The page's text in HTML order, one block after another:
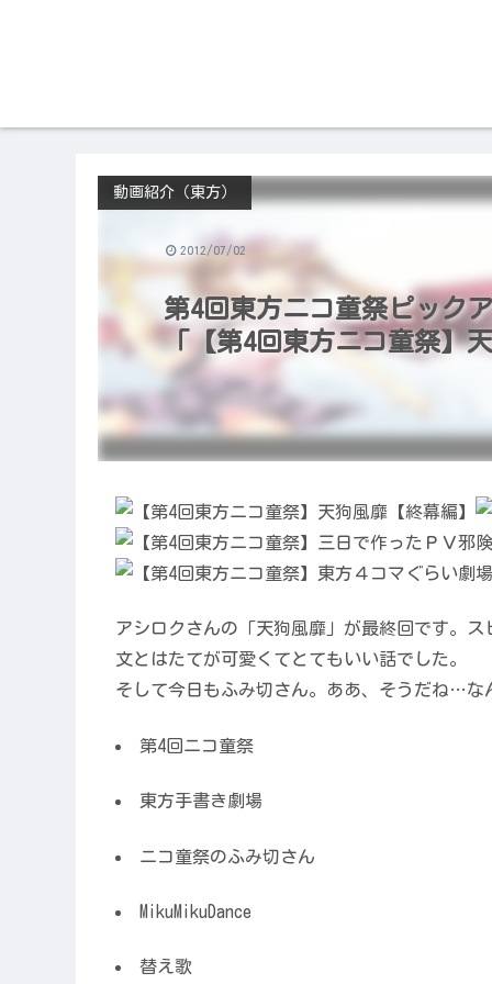
第4回東方ニコ童祭ピック
「【第4回東方ニコ童祭】
動画紹介（東方）
2012/07/02
アシロクさんの「天狗風靡」が最終回です。
文とはたてが可愛くてとてもいい話でした。
そして今日もふみ切さん。ああ、そうだね…
第4回ニコ童祭
東方手書き劇場
ニコ童祭のふみ切さん
MikuMikuDance
替え歌